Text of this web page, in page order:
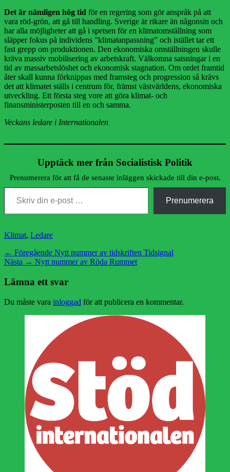
Det är nämligen hög tid för en regering som gör anspråk på att
vara röd-grön, att gå till handling. Sverige är rikare än någonsin och
har alla möjligheter att gå i spetsen för en klimatomställning som
släpper fokus på individens ”klimatanpassning” och istället tar ett
fast grepp om produktionen. Den ekonomiska omställningen skulle
kräva massiv mobilisering av arbetskraft. Välkomna satsningar i en
tid av massarbetslöshet och ekonomisk stagnation. Om ordet framtid
åter skall kunna förknippas med framsteg och progression så krävs
det att klimatet ställs i centrum för, främst västvärldens, ekonomiska
utveckling. Ett första steg vore att göra klimat- och
finansministerposten till en och samma.
Veckans ledare i Internationalen
Upptäck mer från Socialistisk Politik
Prenumerera för att få de senaste inläggen skickade till din e-post.
Skriv din e-post …
Prenumerera
Kategorier
Klimat, Ledare
Inläggsnavigering
← Föregående Föregående
inlägg:
Nytt nummer av tidskriften Tidsignal
Nästa → Nästa
Nytt nummer av Röda Rummet
Lämna ett svar
Du måste vara inloggad för att publicera en kommentar.